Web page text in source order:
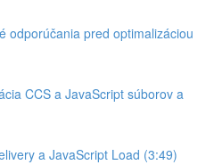
odporúčania pred optimalizáciou
CCS a JavaScript súborov a
a JavaScript Load (3:49)